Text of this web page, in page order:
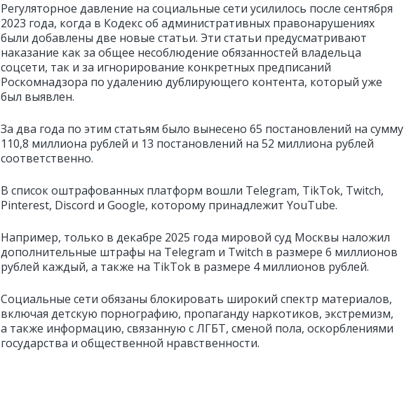
Регуляторное давление на социальные сети усилилось после сентября
2023 года, когда в Кодекс об административных правонарушениях
были добавлены две новые статьи. Эти статьи предусматривают
наказание как за общее несоблюдение обязанностей владельца
соцсети, так и за игнорирование конкретных предписаний
Роскомнадзора по удалению дублирующего контента, который уже
был выявлен.
За два года по этим статьям было вынесено 65 постановлений на сумму
110,8 миллиона рублей и 13 постановлений на 52 миллиона рублей
соответственно.
В список оштрафованных платформ вошли Telegram, TikTok, Twitch,
Pinterest, Discord и Google, которому принадлежит YouTube.
Например, только в декабре 2025 года мировой суд Москвы наложил
дополнительные штрафы на Telegram и Twitch в размере 6 миллионов
рублей каждый, а также на TikTok в размере 4 миллионов рублей.
Социальные сети обязаны блокировать широкий спектр материалов,
включая детскую порнографию, пропаганду наркотиков, экстремизм,
а также информацию, связанную с ЛГБТ, сменой пола, оскорблениями
государства и общественной нравственности.